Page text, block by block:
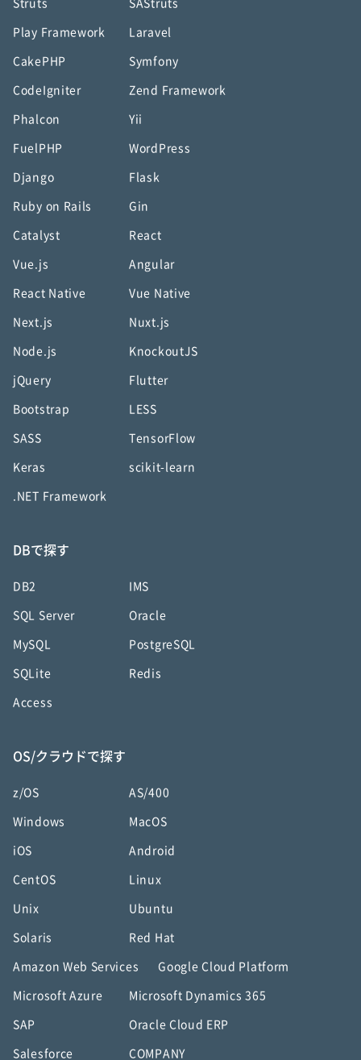
Struts SAStruts
Play Framework Laravel
CakePHP Symfony
CodeIgniter Zend Framework
Phalcon Yii
FuelPHP WordPress
Django Flask
Ruby on Rails Gin
Catalyst React
Vue.js Angular
React Native Vue Native
Next.js Nuxt.js
Node.js KnockoutJS
jQuery Flutter
Bootstrap LESS
SASS TensorFlow
Keras scikit-learn
.NET Framework
DBで探す
DB2 IMS
SQL Server Oracle
MySQL PostgreSQL
SQLite Redis
Access
OS/クラウドで探す
z/OS AS/400
Windows MacOS
iOS Android
CentOS Linux
Unix Ubuntu
Solaris Red Hat
Amazon Web Services Google Cloud Platform
Microsoft Azure Microsoft Dynamics 365
SAP Oracle Cloud ERP
Salesforce COMPANY